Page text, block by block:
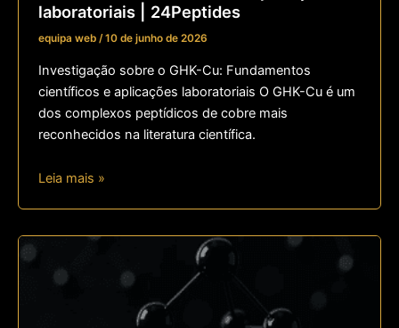
laboratoriais | 24Peptides
equipa web /10 de junho de 2026
Investigação sobre o GHK-Cu: Fundamentos
científicos e aplicações laboratoriais O GHK-Cu é um
dos complexos peptídicos de cobre mais
reconhecidos na literatura científica.
Leia mais »